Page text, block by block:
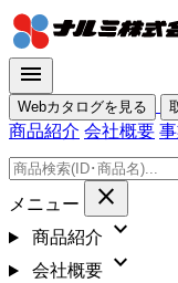
menu
Webカタログを見る
商品紹介 会社概要
メニュー close
商品紹介 expand_more
会社概要 expand_more